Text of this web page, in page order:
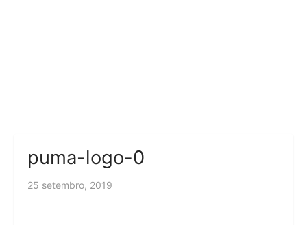
puma-logo-0
25 setembro, 2019